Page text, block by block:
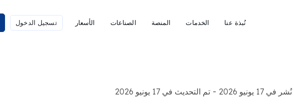
نُبذة عنا الخدمات المنصة الصناعات الأسعار تسجيل الدخول
نُشر في 17 يونيو 2026 - تم التحديث في 17 يونيو 2026